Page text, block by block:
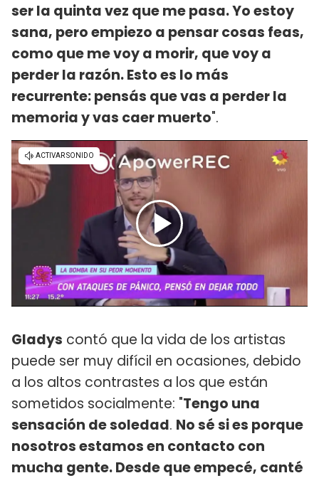
ser la quinta vez que me pasa. Yo estoy
sana, pero empiezo a pensar cosas feas,
como que me voy a morir, que voy a
perder la razón. Esto es lo más
recurrente: pensás que vas a perder la
memoria y vas caer muerto".
Gladys contó que la vida de los artistas
puede ser muy difícil en ocasiones, debido
a los altos contrastes a los que están
sometidos socialmente: "Tengo una
sensación de soledad. No sé si es porque
nosotros estamos en contacto con
mucha gente. Desde que empecé, canté